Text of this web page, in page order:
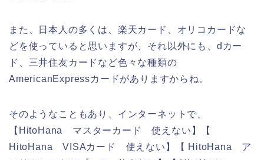
また、日本人の多くは、楽天カード、オリコカードな
どを使っていると思いますが、それ以外にも、dカー
ド、三井住友カードなど色々な種類の
AmericanExpressカードがありますからね。
そのようなこともあり、インターネットで、
【HitoHana マスターカード 使えない】【
HitoHana VISAカード 使えない】【 HitoHana ア